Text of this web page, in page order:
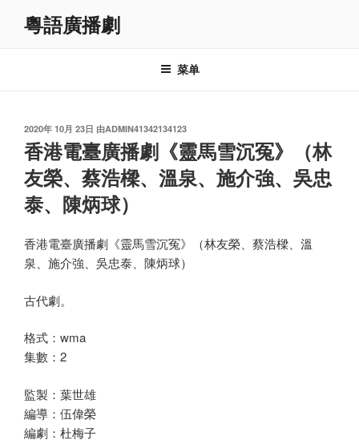
粵語廣播劇
菜单
发
布
于
2020年 10月 23日 由ADMIN41342134123
香港電臺廣播劇《靈馬雪沉冤》（林
友榮、蔡浩樑、溫泉、施介強、吳忠
泰、陳炳球）
香港電臺廣播劇《靈馬雪沉冤》（林友榮、蔡浩樑、溫
泉、施介強、吳忠泰、陳炳球）
古代劇。
格式：wma
集數：2
監製：葉世雄
編導：伍偉榮
編劇：杜梅子